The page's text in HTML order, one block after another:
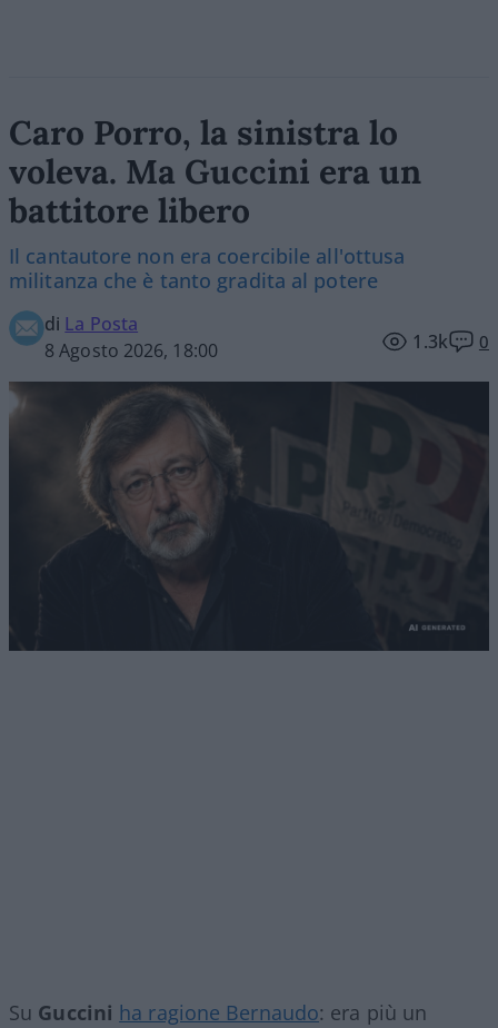
Caro Porro, la sinistra lo
voleva. Ma Guccini era un
battitore libero
Il cantautore non era coercibile all'ottusa
militanza che è tanto gradita al potere
di La Posta
8 Agosto 2026, 18:00
1.3k 0
Su Guccini ha ragione Bernaudo: era più un